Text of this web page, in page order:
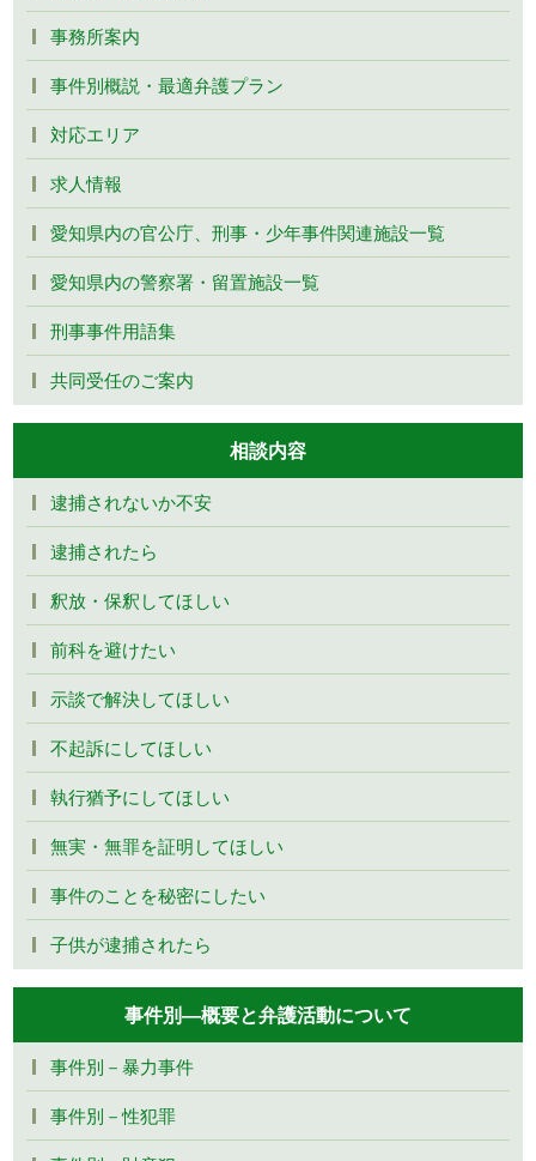
事務所案内
事件別概説・最適弁護プラン
対応エリア
求人情報
愛知県内の官公庁、刑事・少年事件関連施設一覧
愛知県内の警察署・留置施設一覧
刑事事件用語集
共同受任のご案内
相談内容
逮捕されないか不安
逮捕されたら
釈放・保釈してほしい
前科を避けたい
示談で解決してほしい
不起訴にしてほしい
執行猶予にしてほしい
無実・無罪を証明してほしい
事件のことを秘密にしたい
子供が逮捕されたら
事件別―概要と弁護活動について
事件別－暴力事件
事件別－性犯罪